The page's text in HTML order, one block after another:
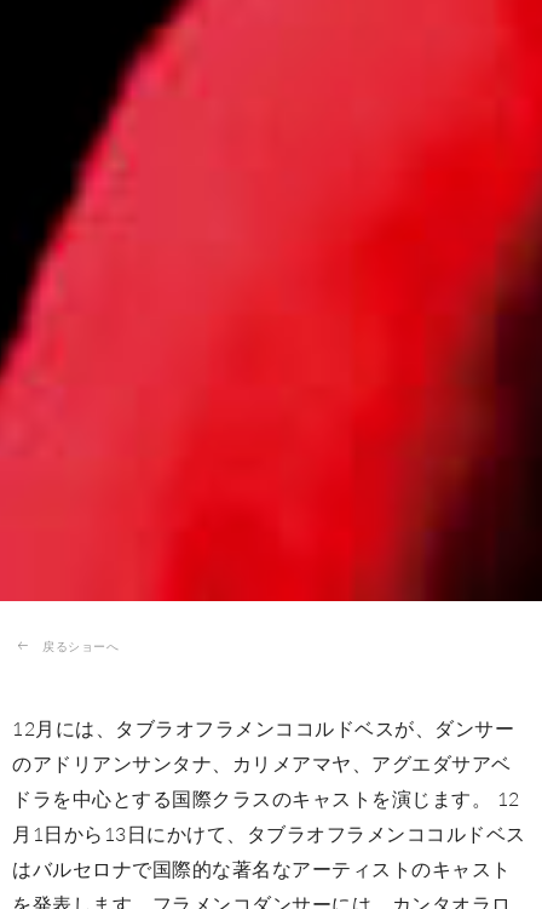
戻るショーへ
12月には、タブラオフラメンココルドベスが、ダンサー
のアドリアンサンタナ、カリメアマヤ、アグエダサアベ
ドラを中心とする国際クラスのキャストを演じます。 12
月1日から13日にかけて、タブラオフラメンココルドベス
はバルセロナで国際的な著名なアーティストのキャスト